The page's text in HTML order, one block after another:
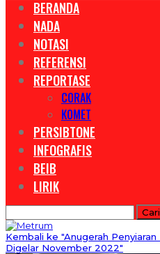
BERANDA
NADA
NOTASI
REFERENSI
REPORTASE
CORAK
KOMET
PERSIBTONE
INFOGRAFIS
BEIB
LIRIK
Kembali ke "Anugerah
Digelar November 2022"